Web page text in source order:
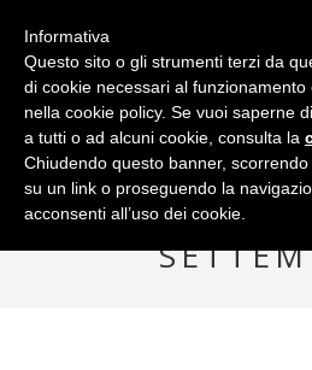
Browsing Tag
Informativa
Questo sito o gli strumenti terzi da
di cookie necessari al
nella cookie policy. Se vuoi saperne
a tutti o ad alcuni cookie, consulta la
Chiudendo questo banner,
su un link o proseguendo la
acconsenti all’uso dei cookie.